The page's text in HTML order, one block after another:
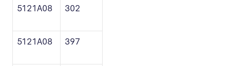
5121A08 302
5121A08 397